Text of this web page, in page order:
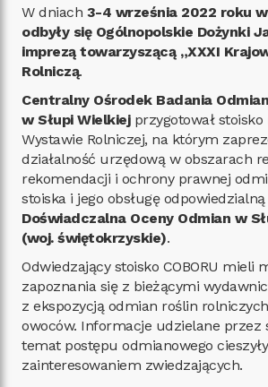
W dniach 3-4 września 2022 roku
odbyły się Ogólnopolskie Dożynki
imprezą towarzyszącą „XXXI
Rolniczą.
Centralny Ośrodek Badania
w Słupi Wielkiejprzygotował stoisko
Wystawie Rolniczej, na którym
działalność urzędową w obszarach
rekomendacji i ochrony prawnej
stoiska i jego obsługę odpowiedzialną
Doświadczalna Oceny Odmian w
(woj. świętokrzyskie).
Odwiedzający stoisko COBORU mieli
zapoznania się z bieżącymi
z ekspozycją odmian roślin
owoców. Informacje udzielane przez
temat postępu odmianowego
zainteresowaniem zwiedzających.